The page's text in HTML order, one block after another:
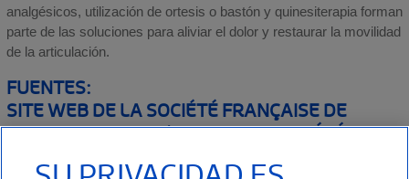
analgésicos, utilización de ortesis o bastón y quinesiterapia forman
parte de las soluciones para aliviar el dolor y restaurar la movilidad
de la articulación.
FUENTES:
SITE WEB DE LA SOCIÉTÉ FRANÇAISE DE
RHUMATOLOGIE : L’ARTHROSE, SOCIÉTÉ
FRANÇAISE DE RHUMATOLOGIE : LE LIVRE